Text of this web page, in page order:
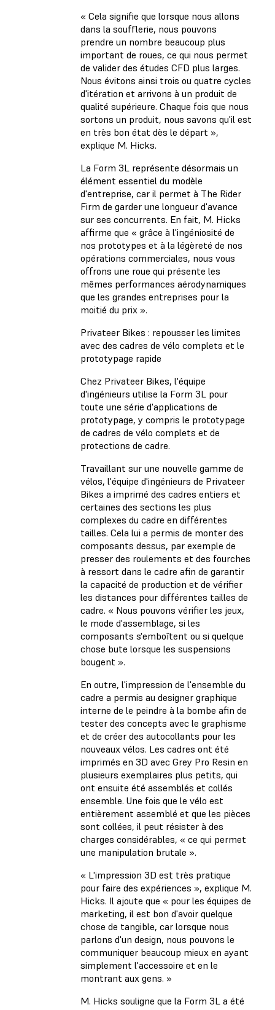
« Cela signifie que lorsque nous allons
dans la soufflerie, nous pouvons
prendre un nombre beaucoup plus
important de roues, ce qui nous permet
de valider des études CFD plus larges.
Nous évitons ainsi trois ou quatre cycles
d'itération et arrivons à un produit de
qualité supérieure. Chaque fois que nous
sortons un produit, nous savons qu'il est
en très bon état dès le départ »,
explique M. Hicks.
La Form 3L représente désormais un
élément essentiel du modèle
d'entreprise, car il permet à The Rider
Firm de garder une longueur d'avance
sur ses concurrents. En fait, M. Hicks
affirme que « grâce à l'ingéniosité de
nos prototypes et à la légèreté de nos
opérations commerciales, nous vous
offrons une roue qui présente les
mêmes performances aérodynamiques
que les grandes entreprises pour la
moitié du prix ».
Privateer Bikes : repousser les limites
avec des cadres de vélo complets et le
prototypage rapide
Chez Privateer Bikes, l'équipe
d'ingénieurs utilise la Form 3L pour
toute une série d'applications de
prototypage, y compris le prototypage
de cadres de vélo complets et de
protections de cadre.
Travaillant sur une nouvelle gamme de
vélos, l'équipe d'ingénieurs de Privateer
Bikes a imprimé des cadres entiers et
certaines des sections les plus
complexes du cadre en différentes
tailles. Cela lui a permis de monter des
composants dessus, par exemple de
presser des roulements et des fourches
à ressort dans le cadre afin de garantir
la capacité de production et de vérifier
les distances pour différentes tailles de
cadre. « Nous pouvons vérifier les jeux,
le mode d'assemblage, si les
composants s'emboîtent ou si quelque
chose bute lorsque les suspensions
bougent ».
En outre, l'impression de l'ensemble du
cadre a permis au designer graphique
interne de le peindre à la bombe afin de
tester des concepts avec le graphisme
et de créer des autocollants pour les
nouveaux vélos. Les cadres ont été
imprimés en 3D avec Grey Pro Resin en
plusieurs exemplaires plus petits, qui
ont ensuite été assemblés et collés
ensemble. Une fois que le vélo est
entièrement assemblé et que les pièces
sont collées, il peut résister à des
charges considérables, « ce qui permet
une manipulation brutale ».
« L'impression 3D est très pratique
pour faire des expériences », explique M.
Hicks. Il ajoute que « pour les équipes de
marketing, il est bon d'avoir quelque
chose de tangible, car lorsque nous
parlons d'un design, nous pouvons le
communiquer beaucoup mieux en ayant
simplement l'accessoire et en le
montrant aux gens. »
M. Hicks souligne que la Form 3L a été